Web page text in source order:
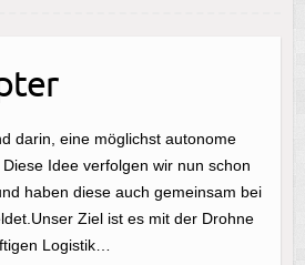
darin, eine möglichst autonome
Idee verfolgen wir nun schon
haben diese auch gemeinsam bei
Ziel ist es mit der Drohne
Logistik…